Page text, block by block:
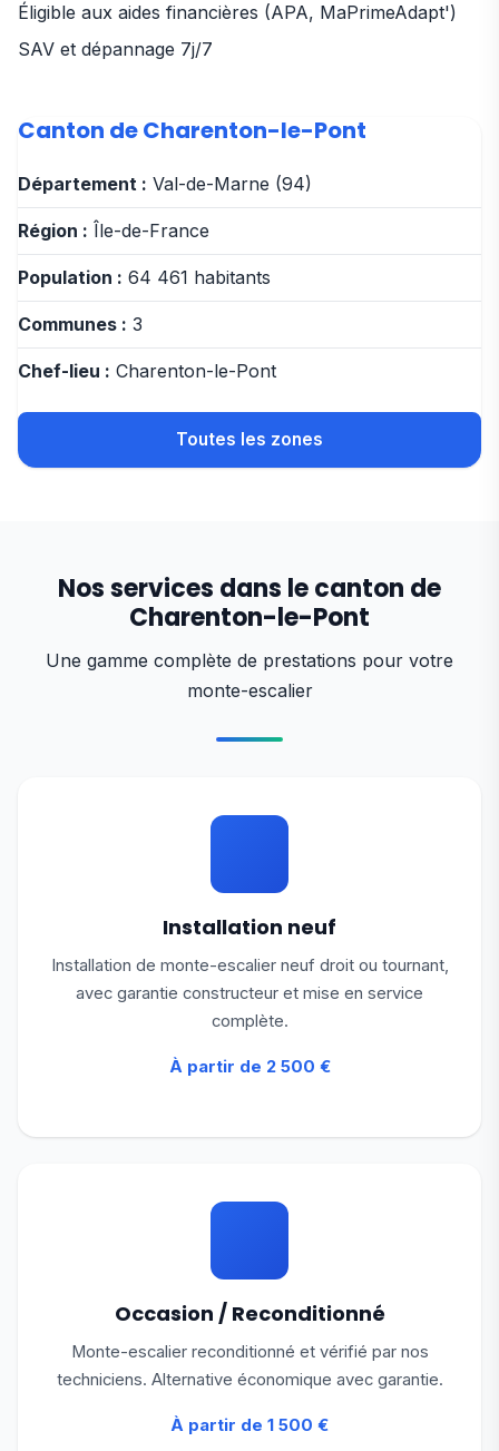
Éligible aux aides financières (APA, MaPrimeAdapt')
SAV et dépannage 7j/7
Canton de Charenton-le-Pont
Département : Val-de-Marne (94)
Région : Île-de-France
Population : 64 461 habitants
Communes : 3
Chef-lieu : Charenton-le-Pont
Toutes les zones
Nos services dans le canton de
Charenton-le-Pont
Une gamme complète de prestations pour votre
monte-escalier
Installation neuf
Installation de monte-escalier neuf droit ou tournant,
avec garantie constructeur et mise en service
complète.
À partir de 2 500 €
Occasion / Reconditionné
Monte-escalier reconditionné et vérifié par nos
techniciens. Alternative économique avec garantie.
À partir de 1 500 €